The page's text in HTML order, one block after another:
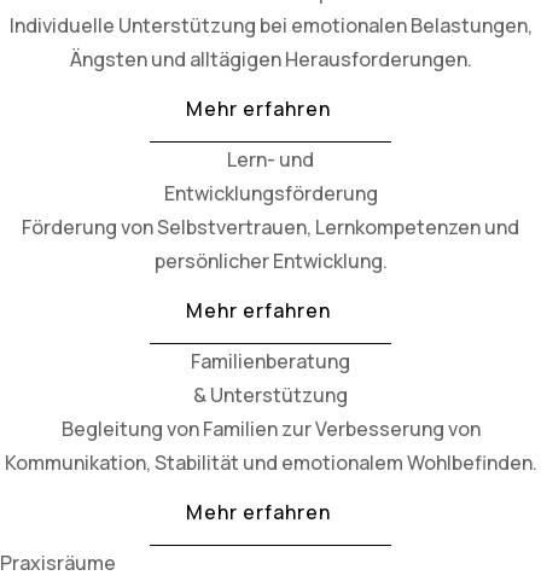
Individuelle Unterstützung bei emotionalen Belastungen,
Ängsten und alltägigen Herausforderungen.
Mehr erfahren
Lern- und
Entwicklungsförderung
Förderung von Selbstvertrauen, Lernkompetenzen und
persönlicher Entwicklung.
Mehr erfahren
Familienberatung
& Unterstützung
Begleitung von Familien zur Verbesserung von
Kommunikation, Stabilität und emotionalem Wohlbefinden.
Mehr erfahren
Praxisräume